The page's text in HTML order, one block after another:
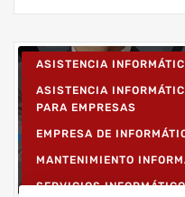
ASISTENCIA
ASISTENCIA
PARA EMPRESAS
EMPRESA DE
MANTENIMIENTO
SERVICIOS